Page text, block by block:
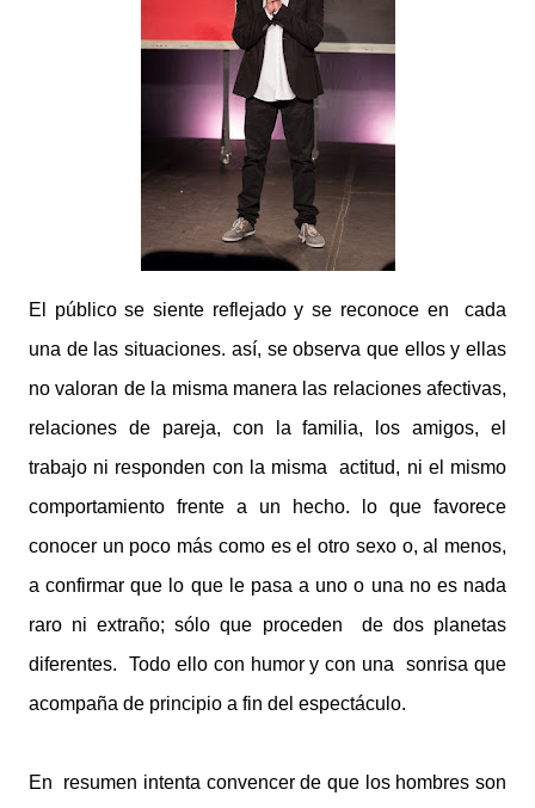
El público se siente reflejado y se reconoce en cada
una de las situaciones. así, se observa que ellos y ellas
no valoran de la misma manera las relaciones afectivas,
relaciones de pareja, con la familia, los amigos, el
trabajo ni responden con la misma actitud, ni el mismo
comportamiento frente a un hecho. lo que favorece
conocer un poco más como es el otro sexo o, al menos,
a confirmar que lo que le pasa a uno o una no es nada
raro ni extraño; sólo que proceden de dos planetas
diferentes. Todo ello con humor y con una sonrisa que
acompaña de principio a fin del espectáculo.
En resumen intenta convencer de que los hombres son